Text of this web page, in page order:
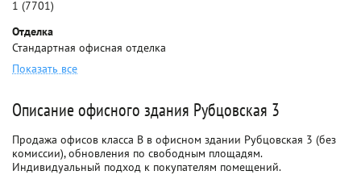
1 (7701)
Отделка
Стандартная офисная отделка
Показать все
Описание офисного здания Рубцовская 3
Продажа офисов класса B в офисном здании Рубцовская 3 (без
комиссии), обновления по свободным площадям.
Индивидуальный подход к покупателям помещений.